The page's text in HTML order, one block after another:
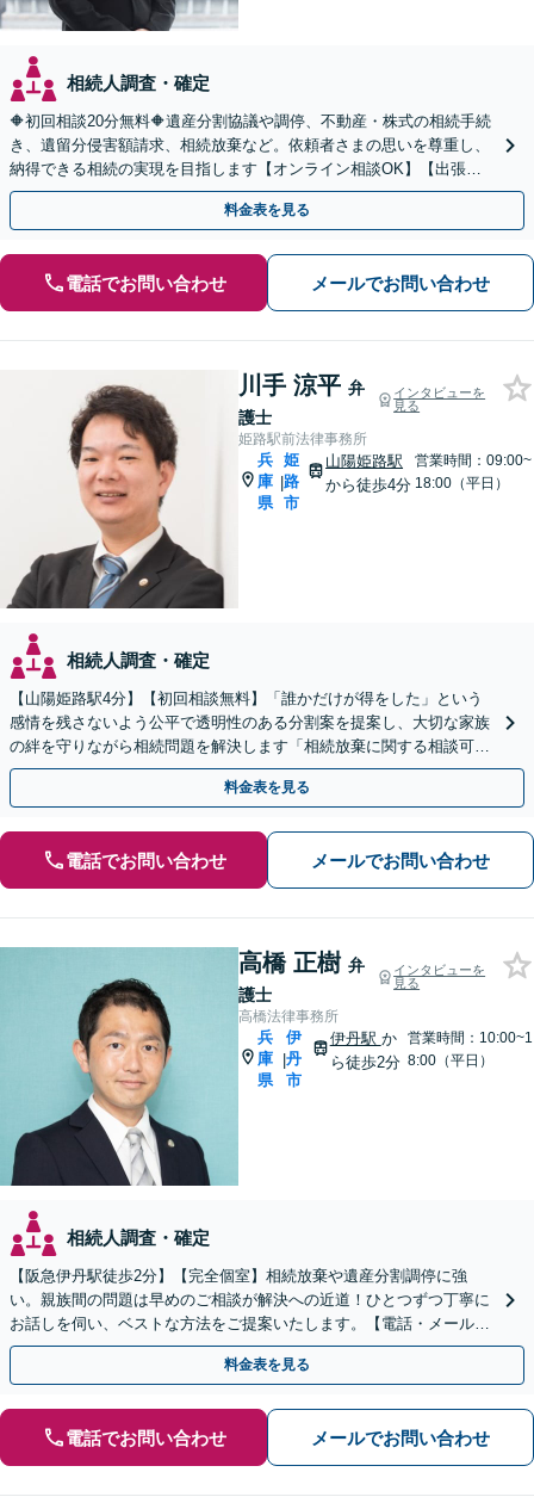
相続人調査・確定
🔶初回相談20分無料🔶遺産分割協議や調停、不動産・株式の相続手続
き、遺留分侵害額請求、相続放棄など。依頼者さまの思いを尊重し、
納得できる相続の実現を目指します【オンライン相談OK】【出張相
談（応相談）】【三宮駅6分】
料金表を見る
電話でお問い合わせ メールでお問い合わせ
川手 涼平 弁
護士
インタビューを
見る
姫路駅前法律事務所
兵
庫
県
|
姫
路
市
山陽姫路駅
から徒歩4分
営業時間：09:00~
18:00（平日）
相続人調査・確定
【山陽姫路駅4分】【初回相談無料】「誰かだけが得をした」という
感情を残さないよう公平で透明性のある分割案を提案し、大切な家族
の絆を守りながら相続問題を解決します「相続放棄に関する相談可」
「大切な人へ想いを遺す遺言書の作成」【完全個室相談】
料金表を見る
電話でお問い合わせ メールでお問い合わせ
高橋 正樹 弁
護士
インタビューを
見る
高橋法律事務所
兵
庫
県
|
伊
丹
市
伊丹駅 か
ら徒歩2分
営業時間：10:00~1
8:00（平日）
相続人調査・確定
【阪急伊丹駅徒歩2分】【完全個室】相続放棄や遺産分割調停に強
い。親族間の問題は早めのご相談が解決への近道！ひとつずつ丁寧に
お話しを伺い、ベストな方法をご提案いたします。【電話・メール相
談初回無料】【休日夜間対応可】【オンライン可能】
料金表を見る
電話でお問い合わせ メールでお問い合わせ